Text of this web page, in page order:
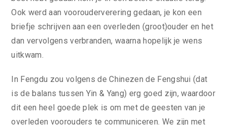
Ook werd aan voorouderverering gedaan, je kon een
briefje schrijven aan een overleden (groot)ouder en het
dan vervolgens verbranden, waarna hopelijk je wens
uitkwam.
In Fengdu zou volgens de Chinezen de Fengshui (dat
is de balans tussen Yin & Yang) erg goed zijn, waardoor
dit een heel goede plek is om met de geesten van je
overleden voorouders te communiceren. We zijn met